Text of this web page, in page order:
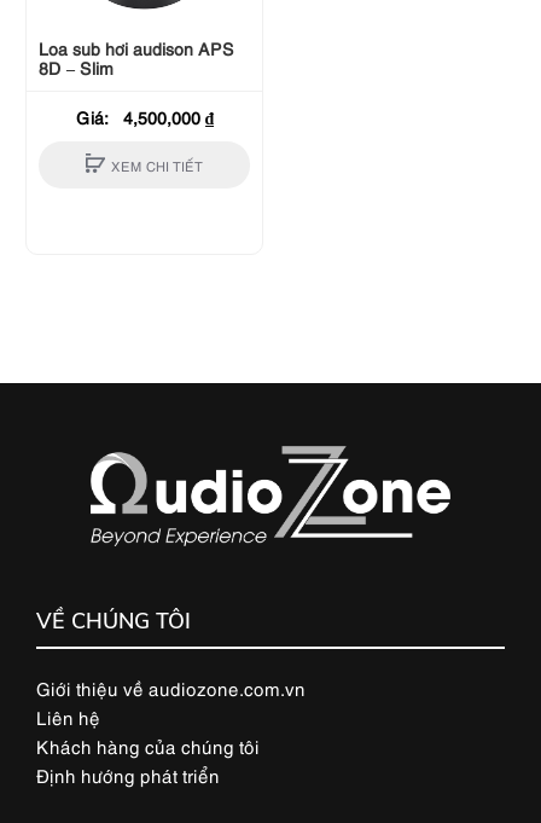
Loa sub hơi audison APS
8D – Slim
Giá: 4,500,000 ₫
XEM CHI TIẾT
VỀ CHÚNG TÔI
Giới thiệu về audiozone.com.vn
Liên hệ
Khách hàng của chúng tôi
Định hướng phát triển